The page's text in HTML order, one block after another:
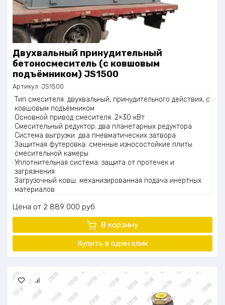
Двухвальный принудительный
бетоносмеситель (с ковшовым
подъёмником) JS1500
Артикул: JS1500
Тип смесителя: двухвальный, принудительного действия, с
ковшовым подъёмником
Основной привод смесителя: 2×30 кВт
Смесительный редуктор: два планетарных редуктора
Система выгрузки: два пневматических затвора
Защитная футеровка: сменные износостойкие плиты
смесительной камеры
Уплотнительная система: защита от протечек и
загрязнения
Загрузочный ковш: механизированная подача инертных
материалов
редуктором
Система смазки: автоматическая централизованная
Воздушный компрессор: объём 0,9 м³ для работы
Габариты для перевозки: 4500×2400×2800 мм
Управление: без встроенного шкафа, для подключения к
системе управления бетонного завода
Цена 2 889 000 руб.
В корзину
Купить в один клик